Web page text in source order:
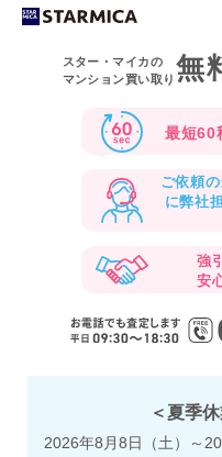
スター・マイカの
マンション買い取り 無
最短60
ご依頼
に弊社
強
安
＜夏季
2026年8月8日（土）～